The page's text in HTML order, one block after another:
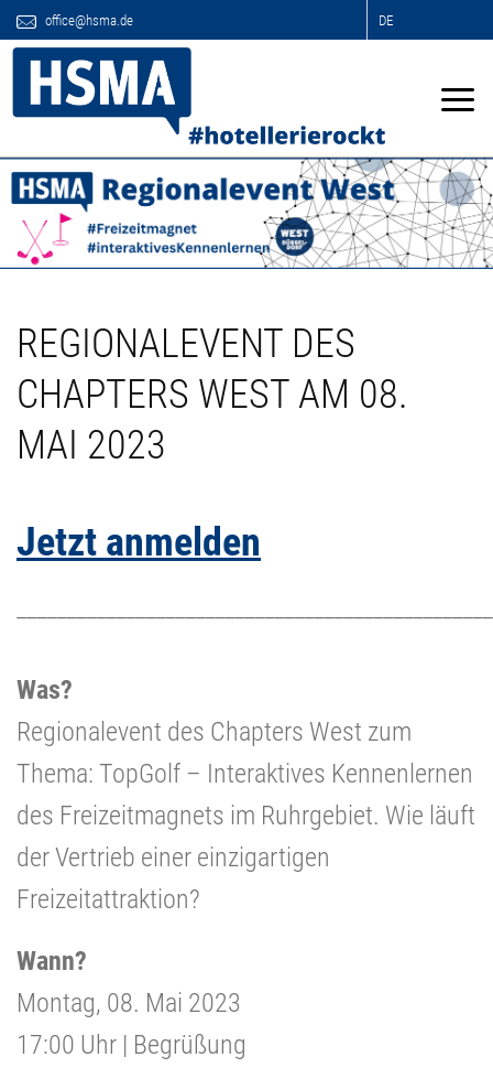
office@hsma.de DE
REGIONALEVENT DES
CHAPTERS WEST AM 08.
MAI 2023
Jetzt anmelden
Was?
Regionalevent des Chapters West zum
Thema: TopGolf – Interaktives Kennenlernen
des Freizeitmagnets im Ruhrgebiet. Wie läuft
der Vertrieb einer einzigartigen
Freizeitattraktion?
Wann?
Montag, 08. Mai 2023
17:00 Uhr | Begrüßung